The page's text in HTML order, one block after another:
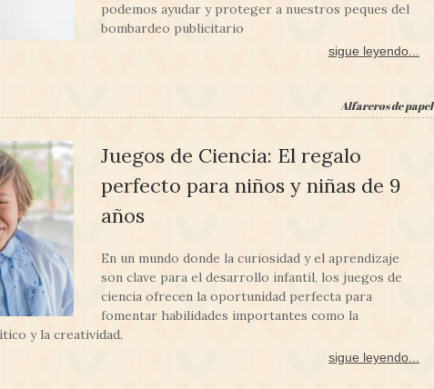
podemos ayudar y proteger a nuestros peques del
bombardeo publicitario
sigue leyendo...
Alfareros de papel
Juegos de Ciencia: El regalo
perfecto para niños y niñas de 9
años
En un mundo donde la curiosidad y el aprendizaje
son clave para el desarrollo infantil, los juegos de
ciencia ofrecen la oportunidad perfecta para
fomentar habilidades importantes como la
y la creatividad.
sigue leyendo...